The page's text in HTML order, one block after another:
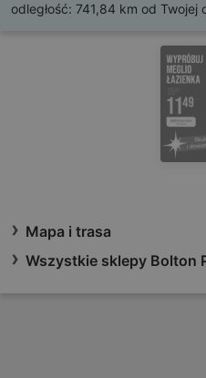
odległość: 741,84 km od Twojej
Mapa i trasa
Wszystkie sklepy Bolton